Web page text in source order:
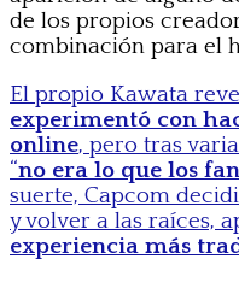
de los propios
combinación para el
El propio Kawata
experimentó con
online, pero tras
“no era lo que los
suerte, Capcom
y volver a las raíces,
experiencia más